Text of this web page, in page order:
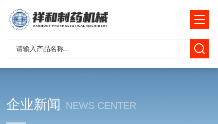
企业新闻 NEWS CENTER